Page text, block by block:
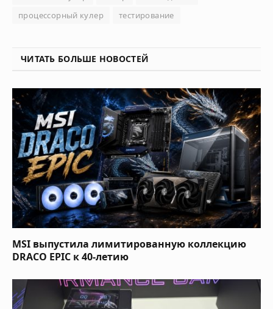
процессорный кулер
тестирование
ЧИТАТЬ БОЛЬШЕ НОВОСТЕЙ
MSI выпустила лимитированную коллекцию
DRACO EPIC к 40-летию